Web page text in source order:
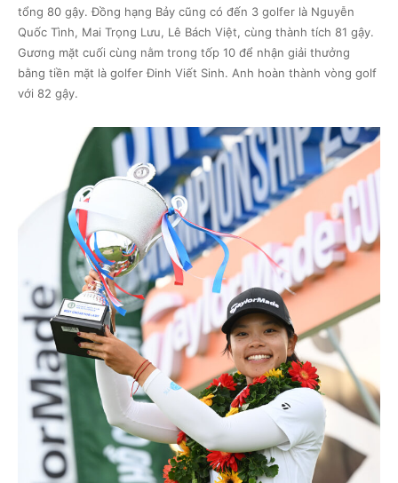
tổng 80 gậy. Đồng hạng Bảy cũng có đến 3 golfer là Nguyễn
Quốc Tình, Mai Trọng Lưu, Lê Bách Việt, cùng thành tích 81 gậy.
Gương mặt cuối cùng nằm trong tốp 10 để nhận giải thưởng
bằng tiền mặt là golfer Đinh Viết Sinh. Anh hoàn thành vòng golf
với 82 gậy.